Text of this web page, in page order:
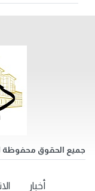
جميع الحقوق محفوظة
أخبار